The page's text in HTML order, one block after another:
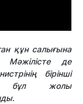
құн салығына
де
бірінші
бұл жолы